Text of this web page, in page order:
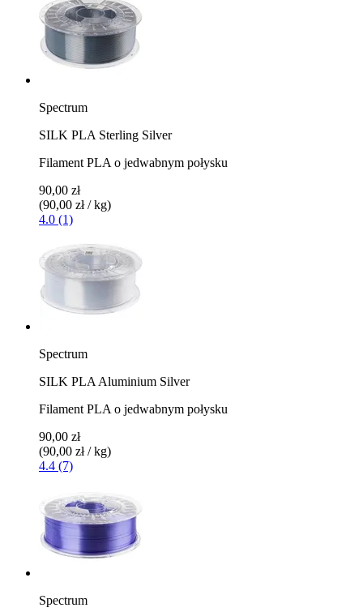
Spectrum
SILK PLA Sterling Silver
Filament PLA o jedwabnym połysku
90,00 zł
(90,00 zł / kg)
4.0 (1)
Spectrum
SILK PLA Aluminium Silver
Filament PLA o jedwabnym połysku
90,00 zł
(90,00 zł / kg)
4.4 (7)
Spectrum